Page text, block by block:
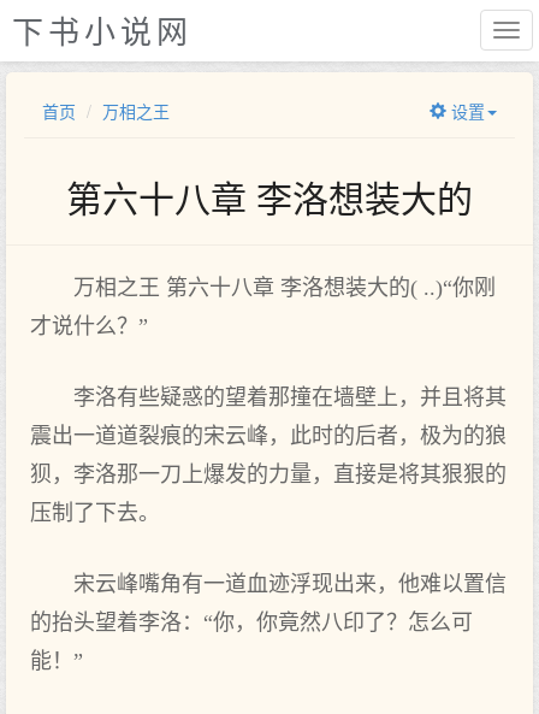
下书小说网
首页 万相之王 设置
第六十八章 李洛想装大的
万相之王 第六十八章 李洛想装大的( ..)“你刚
才说什么？”
李洛有些疑惑的望着那撞在墙壁上，并且将其
震出一道道裂痕的宋云峰，此时的后者，极为的狼
狈，李洛那一刀上爆发的力量，直接是将其狠狠的
压制了下去。
宋云峰嘴角有一道血迹浮现出来，他难以置信
的抬头望着李洛：“你，你竟然八印了？怎么可
能！”